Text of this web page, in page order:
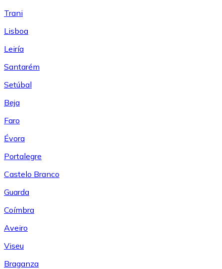
Trani
Lisboa
Leiría
Santarém
Setúbal
Beja
Faro
Évora
Portalegre
Castelo Branco
Guarda
Coímbra
Aveiro
Viseu
Braganza